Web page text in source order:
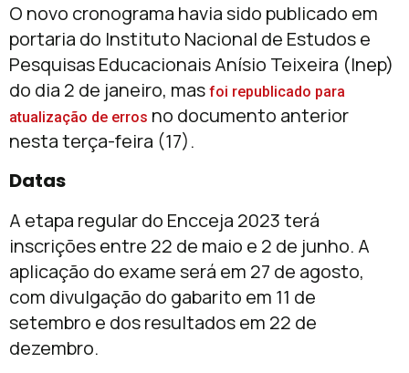
O novo cronograma havia sido publicado em
portaria do Instituto Nacional de Estudos e
Pesquisas Educacionais Anísio Teixeira (Inep)
do dia 2 de janeiro, mas foi republicado para
atualização de erros no documento anterior
nesta terça-feira (17).
Datas
A etapa regular do Encceja 2023 terá
inscrições entre 22 de maio e 2 de junho. A
aplicação do exame será em 27 de agosto,
com divulgação do gabarito em 11 de
setembro e dos resultados em 22 de
dezembro.